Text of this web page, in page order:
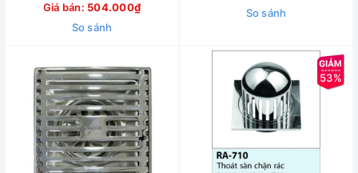
Giá bán: 504.000₫
So sánh
So sánh
53%